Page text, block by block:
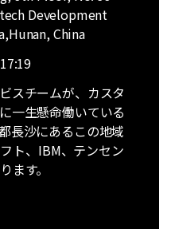
Development
China
17:19
スチームが、カスタ
一生懸命働いている
長沙にあるこの地域
ト、IBM、テンセン
ます。